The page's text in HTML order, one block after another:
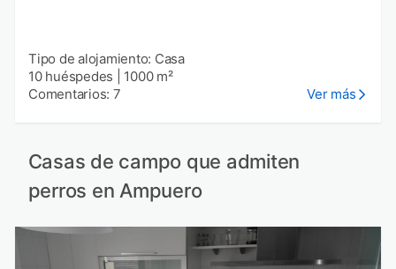
Tipo de alojamiento: Casa
10 huéspedes
1000 m²
Comentarios: 7
Ver más
Casas de campo que admiten
perros en Ampuero